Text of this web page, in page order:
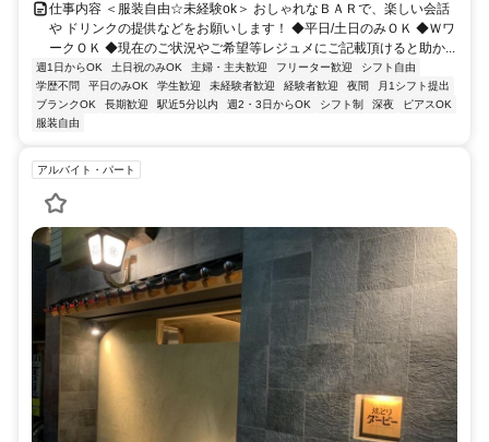
仕事内容 ＜服装自由☆未経験ok＞ おしゃれなＢＡＲで、楽しい会話
や ドリンクの提供などをお願いします！ ◆平日/土日のみＯＫ ◆Ｗワ
ークＯＫ ◆現在のご状況やご希望等レジュメにご記載頂けると助か...
週1日からOK 土日祝のみOK 主婦・主夫歓迎 フリーター歓迎
シフト自由
学歴不問
平日のみOK 学生歓迎 未経験者歓迎 経験者歓迎 夜間
月1シフト提出
ブランクOK
長期歓迎 駅近5分以内 週2・3日からOK シフト制 深夜
ピアスOK
服装自由
アルバイト・パート